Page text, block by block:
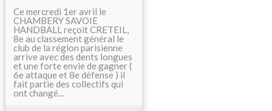
Ce mercredi 1er avril le
CHAMBERY SAVOIE
HANDBALL reçoit CRETEIL,
8e au classement général le
club de la région parisienne
arrive avec des dents longues
et une forte envie de gagner (
6e attaque et 8e défense ) il
fait partie des collectifs qui
ont changé...